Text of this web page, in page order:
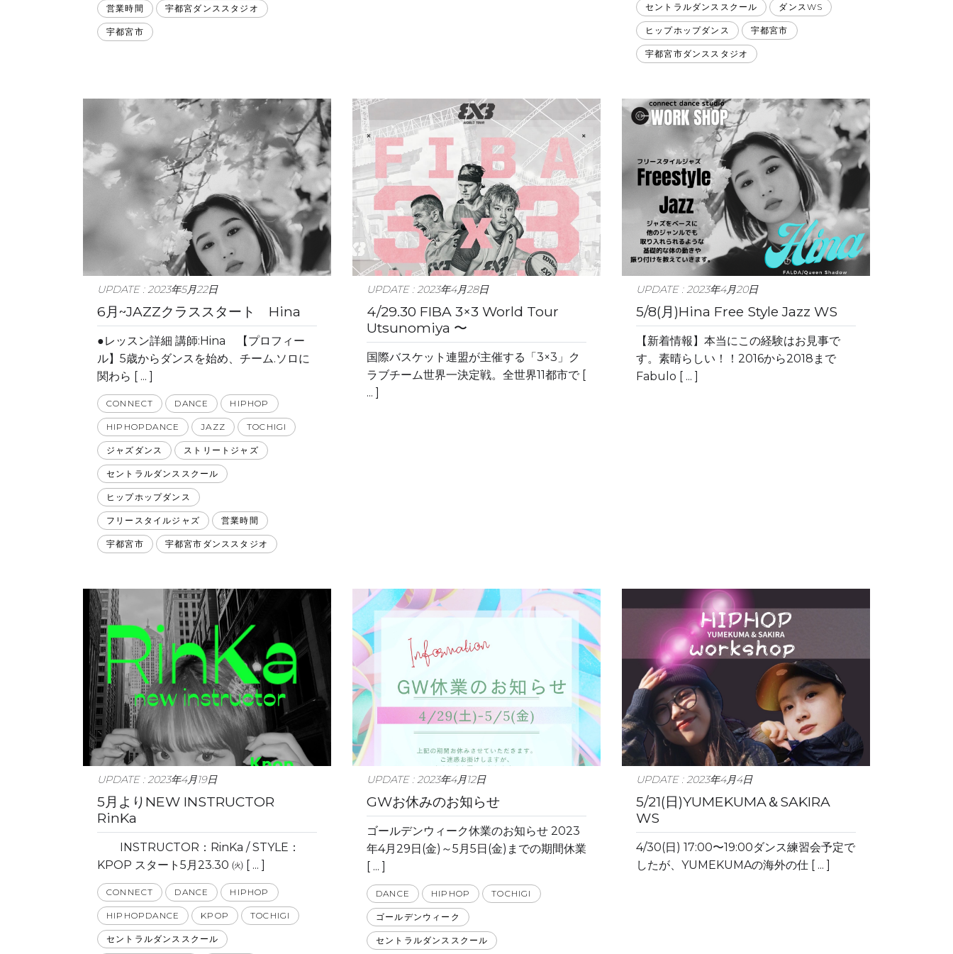
営業時間 宇都宮ダンススタジオ
宇都宮市
セントラルダンススクール ダンスWS
ヒップホップダンス 宇都宮市
宇都宮市ダンススタジオ
UPDATE : 2023年5月22日
6月~JAZZクラススタート Hina
●レッスン詳細 講師:Hina 【プロフィー
ル】5歳からダンスを始め、チーム.ソロに
関わら [ ... ]
CONNECT DANCE HIPHOP
HIPHOPDANCE JAZZ TOCHIGI
ジャズダンス ストリートジャズ
セントラルダンススクール
ヒップホップダンス
フリースタイルジャズ 営業時間
宇都宮市 宇都宮市ダンススタジオ
UPDATE : 2023年4月28日
4/29.30 FIBA 3×3 World Tour
Utsunomiya 〜
国際バスケット連盟が主催する「3×3」ク
ラブチーム世界一決定戦。全世界11都市で [
... ]
UPDATE : 2023年4月20日
5/8(月)Hina Free Style Jazz WS
【新着情報】本当にこの経験はお見事で
す。素晴らしい！！2016から2018まで
Fabulo [ ... ]
UPDATE : 2023年4月19日
5月よりNEW INSTRUCTOR
RinKa
INSTRUCTOR：RinKa / STYLE：
KPOP スタート5月23.30 ㈫ [ ... ]
CONNECT DANCE HIPHOP
HIPHOPDANCE KPOP TOCHIGI
セントラルダンススクール
UPDATE : 2023年4月12日
GWお休みのお知らせ
ゴールデンウィーク休業のお知らせ 2023
年4月29日(金)～5月5日(金)までの期間休業
[ ... ]
DANCE HIPHOP TOCHIGI
ゴールデンウィーク
セントラルダンススクール
UPDATE : 2023年4月4日
5/21(日)YUMEKUMA＆SAKIRA
WS
4/30(日) 17:00〜19:00ダンス練習会予定で
したが、YUMEKUMAの海外の仕 [ ... ]